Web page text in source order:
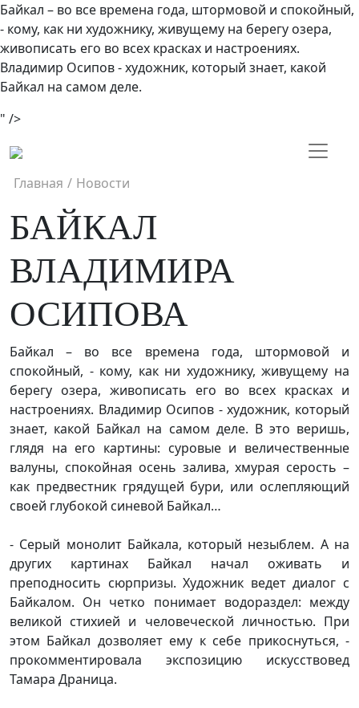
Байкал – во все времена года, штормовой и спокойный,
- кому, как ни художнику, живущему на берегу озера,
живописать его во всех красках и настроениях.
Владимир Осипов - художник, который знает, какой
Байкал на самом деле.
" />
Главная / Новости
БАЙКАЛ
ВЛАДИМИРА
ОСИПОВА
Байкал – во все времена года, штормовой и
спокойный, - кому, как ни художнику, живущему на
берегу озера, живописать его во всех красках и
настроениях. Владимир Осипов - художник, который
знает, какой Байкал на самом деле. В это веришь,
глядя на его картины: суровые и величественные
валуны, спокойная осень залива, хмурая серость –
как предвестник грядущей бури, или ослепляющий
своей глубокой синевой Байкал…
- Серый монолит Байкала, который незыблем. А на
других картинах Байкал начал оживать и
преподносить сюрпризы. Художник ведет диалог с
Байкалом. Он четко понимает водораздел: между
великой стихией и человеческой личностью. При
этом Байкал дозволяет ему к себе прикоснуться, -
прокомментировала экспозицию искусствовед
Тамара Драница.